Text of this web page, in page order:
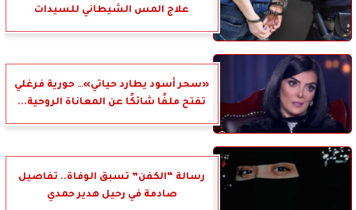
علاج المس الشيطاني للسيدات
«سحر أسود يطارد حياتي»… حورية فرغلي
تفتح ملفًا شائكًا عن المعاناة الروحية...
رسالة “الكفن” تسبق الوفاة.. تفاصيل
صادمة في رحيل هدير حمدي